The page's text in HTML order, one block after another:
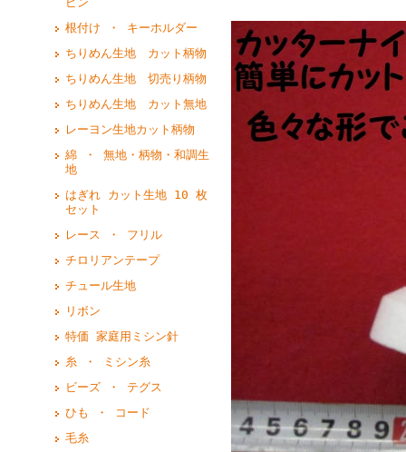
根付け ・ キーホルダー
ちりめん生地 カット柄物
ちりめん生地 切売り柄物
ちりめん生地 カット無地
レーヨン生地カット柄物
綿 ・ 無地・柄物・和調生
地
はぎれ カット生地 10 枚
セット
レース ・ フリル
チロリアンテープ
チュール生地
リボン
特価 家庭用ミシン針
糸 ・ ミシン糸
ビーズ ・ テグス
ひも ・ コード
毛糸